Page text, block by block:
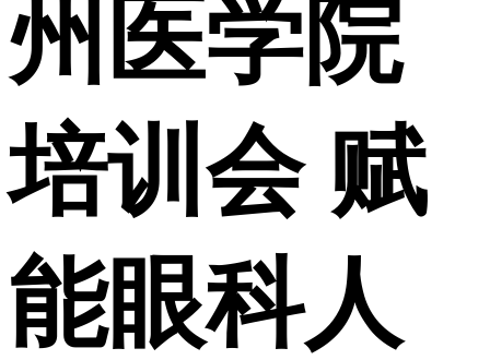
州医学院
培训会 赋
能眼科人